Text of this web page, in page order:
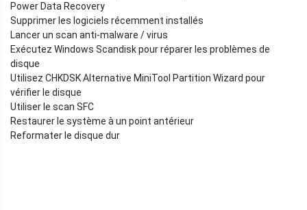
Power Data Recovery
Supprimer les logiciels récemment installés
Lancer un scan anti-malware / virus
Exécutez Windows Scandisk pour réparer les problèmes de
disque
Utilisez CHKDSK Alternative MiniTool Partition Wizard pour
vérifier le disque
Utiliser le scan SFC
Restaurer le système à un point antérieur
Reformater le disque dur